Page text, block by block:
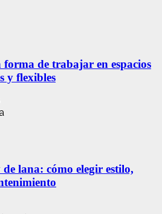
de trabajar en espacios
y flexibles
lana: cómo elegir estilo,